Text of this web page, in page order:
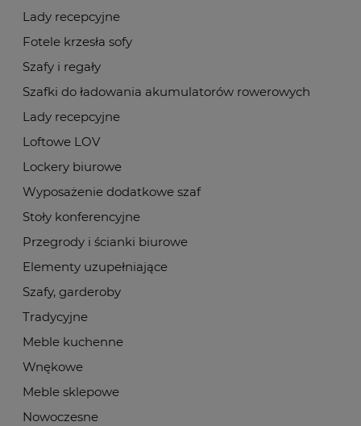
Lady recepcyjne
Fotele krzesła sofy
Szafy i regały
Szafki do ładowania akumulatorów rowerowych
Lady recepcyjne
Loftowe LOV
Lockery biurowe
Wyposażenie dodatkowe szaf
Stoły konferencyjne
Przegrody i ścianki biurowe
Elementy uzupełniające
Szafy, garderoby
Tradycyjne
Meble kuchenne
Wnękowe
Meble sklepowe
Nowoczesne